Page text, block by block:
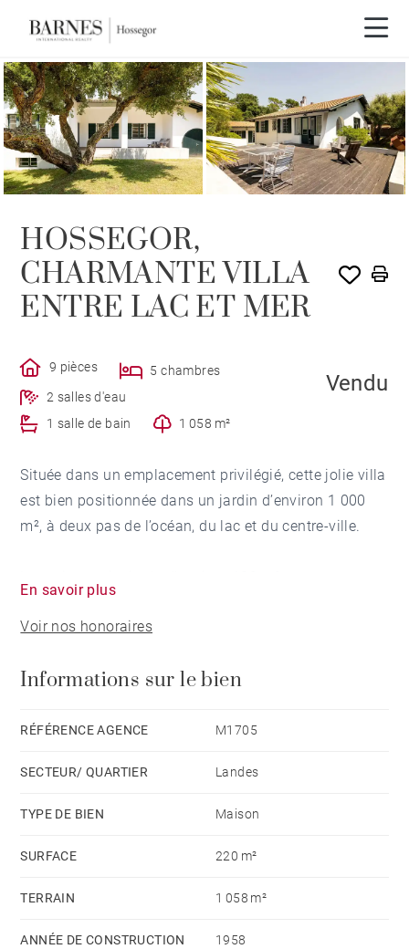
VENDU PAR BARNES
HOSSEGOR,
CHARMANTE VILLA
ENTRE LAC ET MER
9 pièces
5 chambres
2 salles d'eau
1 salle de bain
1 058 m²
Vendu
Située dans un emplacement privilégié, cette jolie villa
est bien positionnée dans un jardin d’environ 1 000
m², à deux pas de l’océan, du lac et du centre-ville.
espace de vie lumineux avec deux salons : l’un équipé
d’une cheminée en briquette, l’autre ouvert sur une
cuisine indépendante, deux chambres, un bureau
salles de bains. En rez-de-jardin, une grande salle de
compléter l’ensemble.
deux chambres et une salle de douche.
vie à pied, au plus proche des commodités.
En savoir plus
Voir nos honoraires
Informations sur le bien
RÉFÉRENCE AGENCE M1705
SECTEUR/ QUARTIER Landes
TYPE DE BIEN Maison
SURFACE 220 m²
TERRAIN 1 058 m²
ANNÉE DE CONSTRUCTION 1958